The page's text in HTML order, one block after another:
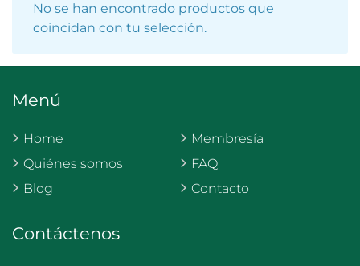
No se han encontrado productos que
coincidan con tu selección.
Menú
Home
Quiénes somos
Blog
Membresía
FAQ
Contacto
Contáctenos